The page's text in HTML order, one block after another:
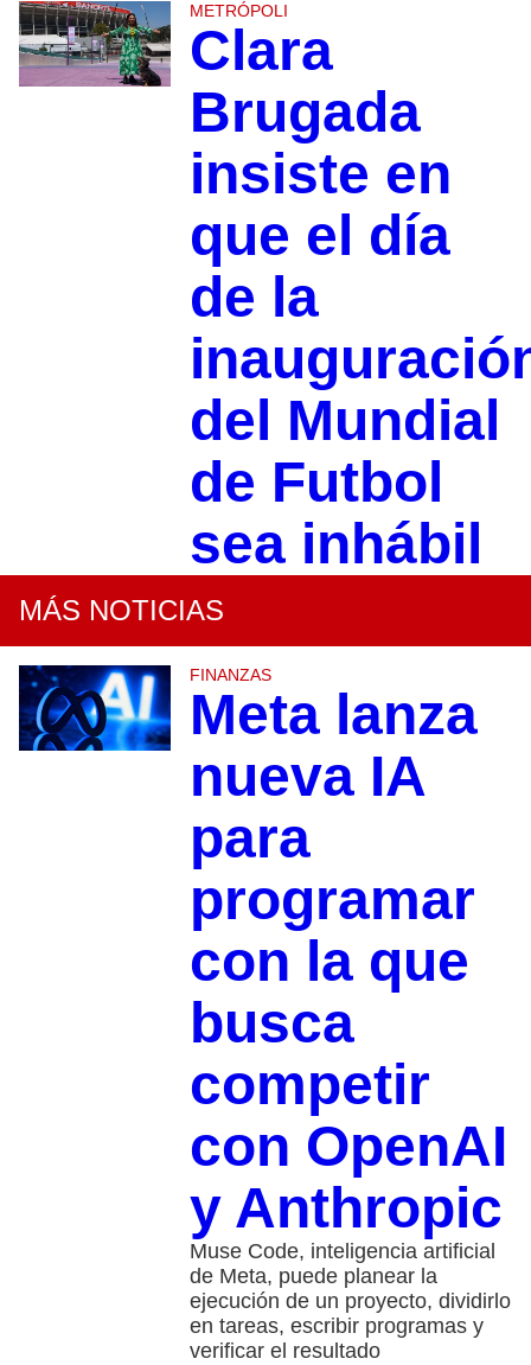
METRÓPOLI
Clara
Brugada
insiste en
que el día
de la
del Mundial
de Futbol
sea inhábil
MÁS NOTICIAS
FINANZAS
Meta lanza
nueva IA
para
programar
con la que
busca
competir
con OpenAI
y Anthropic
Muse Code, inteligencia artificial
de Meta, puede planear la
ejecución de un proyecto, dividirlo
en tareas, escribir programas y
verificar el resultado